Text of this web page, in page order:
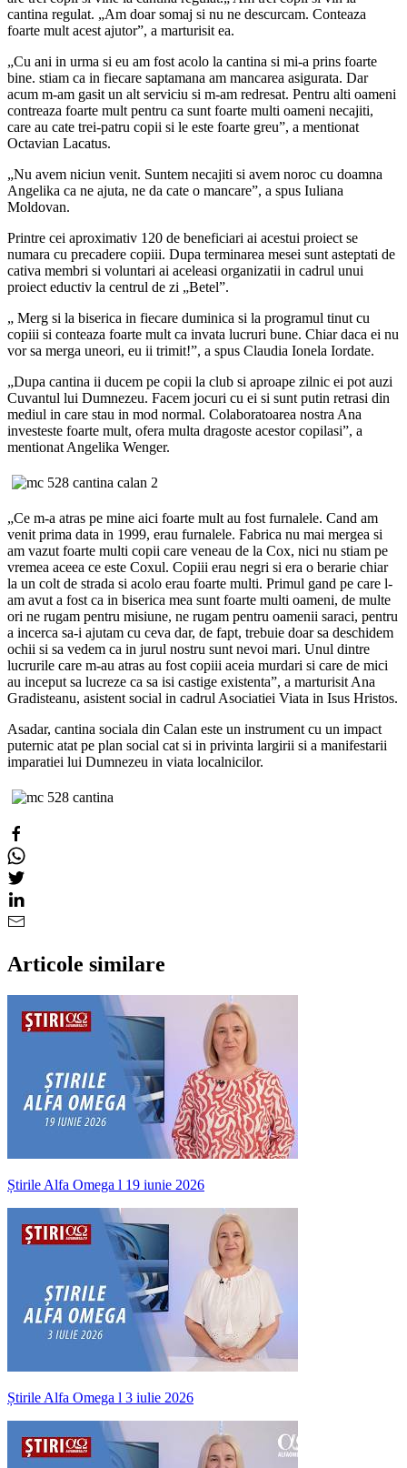
cantina regulat. „Am doar somaj si nu ne descurcam. Conteaza
foarte mult acest ajutor”, a marturisit ea.
„Cu ani in urma si eu am fost acolo la cantina si mi-a prins foarte
bine. stiam ca in fiecare saptamana am mancarea asigurata. Dar
acum m-am gasit un alt serviciu si m-am redresat. Pentru alti oameni
contreaza foarte mult pentru ca sunt foarte multi oameni necajiti,
care au cate trei-patru copii si le este foarte greu”, a mentionat
Octavian Lacatus.
„Nu avem niciun venit. Suntem necajiti si avem noroc cu doamna
Angelika ca ne ajuta, ne da cate o mancare”, a spus Iuliana
Moldovan.
Printre cei aproximativ 120 de beneficiari ai acestui proiect se
numara cu precadere copiii. Dupa terminarea mesei sunt asteptati de
cativa membri si voluntari ai aceleasi organizatii in cadrul unui
proiect eductiv la centrul de zi „Betel”.
„ Merg si la biserica in fiecare duminica si la programul tinut cu
copiii si conteaza foarte mult ca invata lucruri bune. Chiar daca ei nu
vor sa merga uneori, eu ii trimit!”, a spus Claudia Ionela Iordate.
„Dupa cantina ii ducem pe copii la club si aproape zilnic ei pot auzi
Cuvantul lui Dumnezeu. Facem jocuri cu ei si sunt putin retrasi din
mediul in care stau in mod normal. Colaboratoarea nostra Ana
investeste foarte mult, ofera multa dragoste acestor copilasi”, a
mentionat Angelika Wenger.
„Ce m-a atras pe mine aici foarte mult au fost furnalele. Cand am
venit prima data in 1999, erau furnalele. Fabrica nu mai mergea si
am vazut foarte multi copii care veneau de la Cox, nici nu stiam pe
vremea aceea ce este Coxul. Copiii erau negri si era o berarie chiar
la un colt de strada si acolo erau foarte multi. Primul gand pe care l-
am avut a fost ca in biserica mea sunt foarte multi oameni, de multe
ori ne rugam pentru misiune, ne rugam pentru oamenii saraci, pentru
a incerca sa-i ajutam cu ceva dar, de fapt, trebuie doar sa deschidem
ochii si sa vedem ca in jurul nostru sunt nevoi mari. Unul dintre
lucrurile care m-au atras au fost copiii aceia murdari si care de mici
au inceput sa lucreze ca sa isi castige existenta”, a marturisit Ana
Gradisteanu, asistent social in cadrul Asociatiei Viata in Isus Hristos.
Asadar, cantina sociala din Calan este un instrument cu un impact
puternic atat pe plan social cat si in privinta largirii si a manifestarii
imparatiei lui Dumnezeu in viata localnicilor.
Articole similare
Știrile Alfa Omega l 19 iunie 2026
Știrile Alfa Omega l 3 iulie 2026